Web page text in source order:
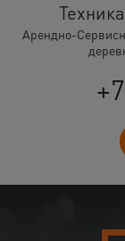
Арендно-